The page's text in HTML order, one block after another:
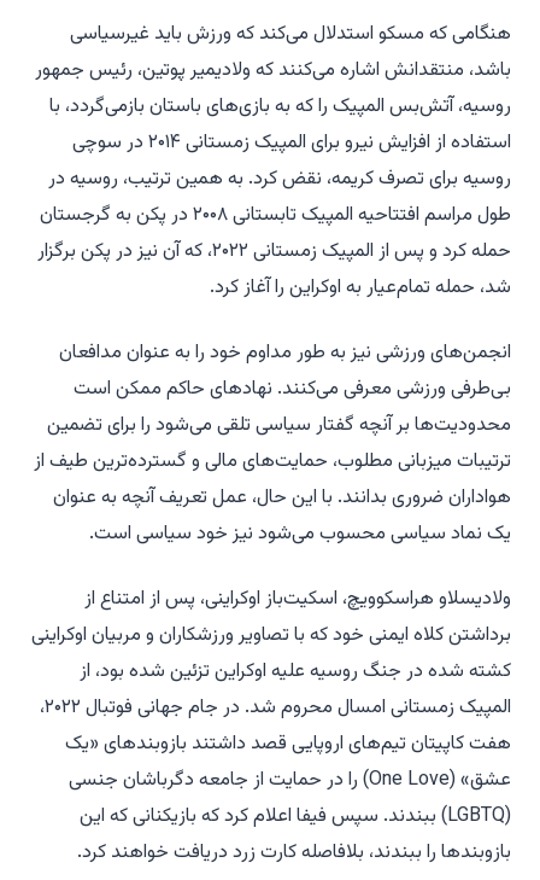
هنگامی که مسکو استدلال می‌کند که ورزش باید غیرسیاسی
باشد، منتقدانش اشاره می‌کنند که ولادیمیر پوتین، رئیس جمهور
روسیه، آتش‌بس المپیک را که به بازی‌های باستان بازمی‌گردد، با
استفاده از افزایش نیرو برای المپیک زمستانی ۲۰۱۴ در سوچی
روسیه برای تصرف کریمه، نقض کرد. به همین ترتیب، روسیه در
طول مراسم افتتاحیه المپیک تابستانی ۲۰۰۸ در پکن به گرجستان
حمله کرد و پس از المپیک زمستانی ۲۰۲۲، که آن نیز در پکن برگزار
شد، حمله تمام‌عیار به اوکراین را آغاز کرد.
انجمن‌های ورزشی نیز به طور مداوم خود را به عنوان مدافعان
بی‌طرفی ورزشی معرفی می‌کنند. نهادهای حاکم ممکن است
محدودیت‌ها بر آنچه گفتار سیاسی تلقی می‌شود را برای تضمین
ترتیبات میزبانی مطلوب، حمایت‌های مالی و گسترده‌ترین طیف از
هواداران ضروری بدانند. با این حال، عمل تعریف آنچه به عنوان
یک نماد سیاسی محسوب می‌شود نیز خود سیاسی است.
ولادیسلاو هراسکوویچ، اسکیت‌باز اوکراینی، پس از امتناع از
برداشتن کلاه ایمنی خود که با تصاویر ورزشکاران و مربیان اوکراینی
کشته شده در جنگ روسیه علیه اوکراین تزئین شده بود، از
المپیک زمستانی امسال محروم شد. در جام جهانی فوتبال ۲۰۲۲،
هفت کاپیتان تیم‌های اروپایی قصد داشتند بازوبندهای «یک
عشق» (One Love) را در حمایت از جامعه دگرباشان جنسی
(LGBTQ) ببندند. سپس فیفا اعلام کرد که بازیکنانی که این
بازوبندها را ببندند، بلافاصله کارت زرد دریافت خواهند کرد.